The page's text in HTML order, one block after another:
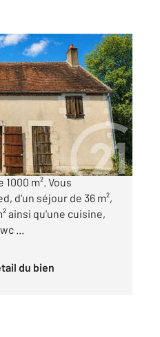
indépendante ,
m². Vous
d'un séjour de 36 m²,
ainsi qu'une cuisine,
...
du bien